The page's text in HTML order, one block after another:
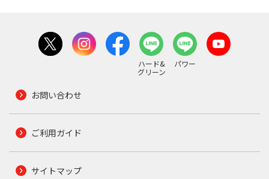
ハード&
グリーン
パワー
お問い合わせ
ご利用ガイド
サイトマップ